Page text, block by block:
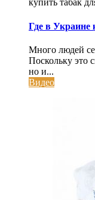
купить табак
Где в Украине
Много людей
Поскольку это
но и...
Видео